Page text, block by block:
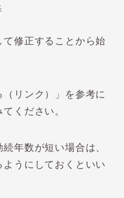
て修正することから始
リンク）」を参考に
ください。
年数が短い場合は、
うにしておくといい